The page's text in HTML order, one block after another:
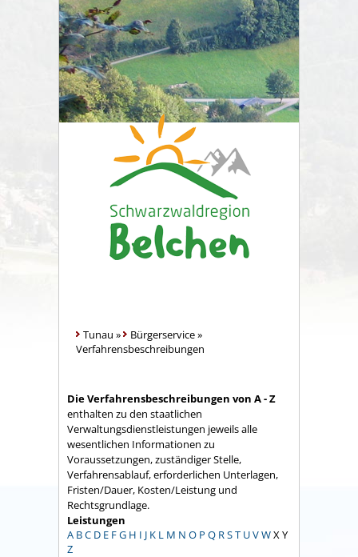
Tunau » Bürgerservice»
Verfahrensbeschreibungen
Die Verfahrensbeschreibungen von A - Z
enthalten zu den staatlichen
Verwaltungsdienstleistungen jeweils alle
wesentlichen Informationen zu
Voraussetzungen, zuständiger Stelle,
Verfahrensablauf, erforderlichen Unterlagen,
Fristen/Dauer, Kosten/Leistung und
Rechtsgrundlage.
Leistungen
A BC D E FG H I J K L M N O P Q RST UVWX Y
Z